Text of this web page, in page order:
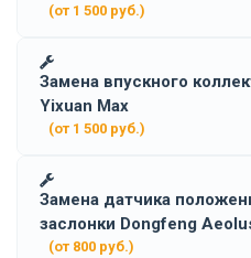
(от 1 500 руб.)
Замена впускного
Yixuan Max
(от 1 500 руб.)
Замена датчика
заслонки Dongfeng
(от 800 руб.)